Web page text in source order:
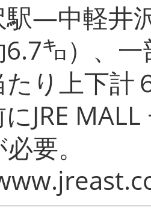
駅―中軽井
6.7㌔）、
り上下計
JRE
要。